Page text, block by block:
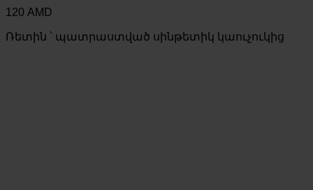
120 AMD
Ռետին ՝ պատրաստված սինթետիկ կաուչուկից